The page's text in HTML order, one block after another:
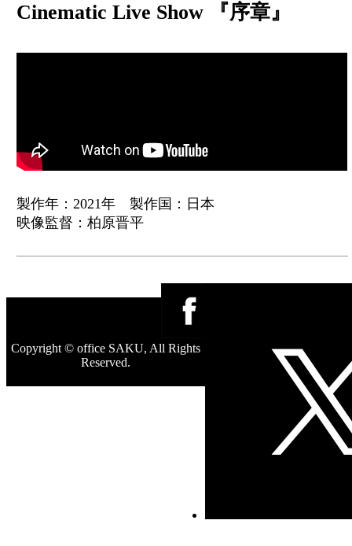
Cinematic Live Show 『序章』
製作年：2021年 製作国：日本
映像監督：柏原晋平
Copyright © office SAKU, All Rights
Reserved.